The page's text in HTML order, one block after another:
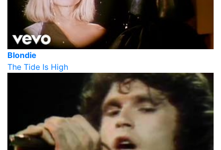
Blondie
The Tide Is High